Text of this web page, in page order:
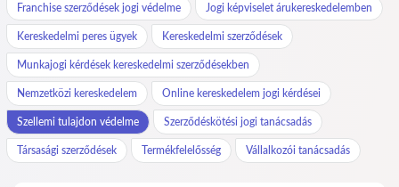
Franchise szerződések jogi védelme Jogi képviselet árukereskedelemben
Kereskedelmi peres ügyek Kereskedelmi szerződések
Munkajogi kérdések kereskedelmi szerződésekben
Nemzetközi kereskedelem Online kereskedelem jogi kérdései
Szellemi tulajdon védelme Szerződéskötési jogi tanácsadás
Társasági szerződések Termékfelelősség Vállalkozói tanácsadás